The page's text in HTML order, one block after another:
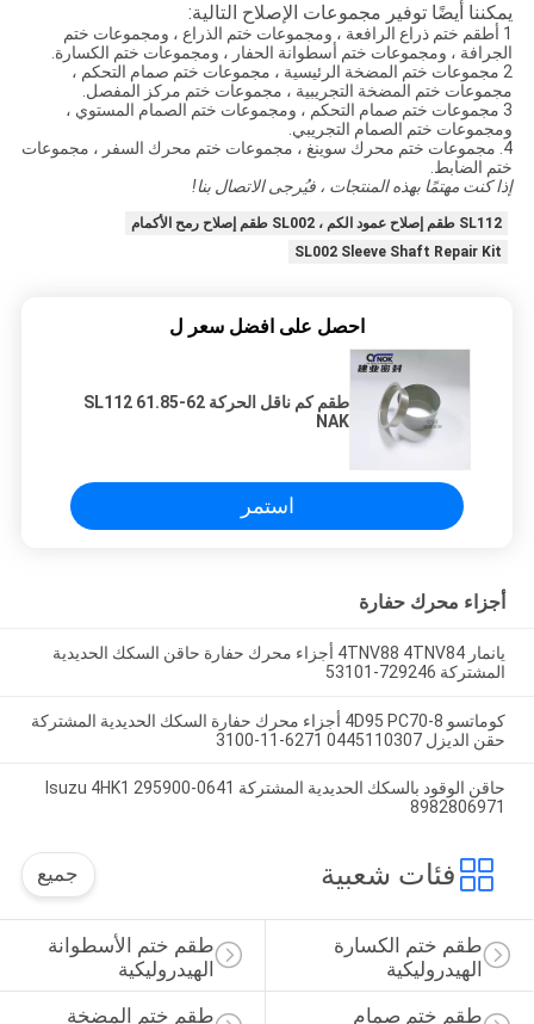
يمكننا أيضًا توفير مجموعات الإصلاح التالية:
1 أطقم ختم ذراع الرافعة ، ومجموعات ختم الذراع ، ومجموعات ختم
الجرافة ، ومجموعات ختم أسطوانة الحفار ، ومجموعات ختم الكسارة.
2 مجموعات ختم المضخة الرئيسية ، مجموعات ختم صمام التحكم ،
مجموعات ختم المضخة التجريبية ، مجموعات ختم مركز المفصل.
3 مجموعات ختم صمام التحكم ، ومجموعات ختم الصمام المستوي ،
ومجموعات ختم الصمام التجريبي.
4. مجموعات ختم محرك سوينغ ، مجموعات ختم محرك السفر ، مجموعات
ختم الضابط.
إذا كنت مهتمًا بهذه المنتجات ، فيُرجى الاتصال بنا!
SL112 طقم إصلاح عمود الكم ، SL002 طقم إصلاح رمح الأكمام
SL002 Sleeve Shaft Repair Kit
احصل على افضل سعر ل
طقم كم ناقل الحركة SL112 61.85-62
NAK
استمر
أجزاء محرك حفارة
يانمار 4TNV88 4TNV84 أجزاء محرك حفارة حاقن السكك الحديدية
المشتركة 729246-53101
كوماتسو 4D95 PC70-8 أجزاء محرك حفارة السكك الحديدية المشتركة
حقن الديزل 0445110307 6271-11-3100
حاقن الوقود بالسكك الحديدية المشتركة Isuzu 4HK1 295900-0641
8982806971
فئات شعبية جميع
طقم ختم الأسطوانة
الهيدروليكية
طقم ختم الكسارة
الهيدروليكية
طقم ختم المضخة
طقم ختم صمام